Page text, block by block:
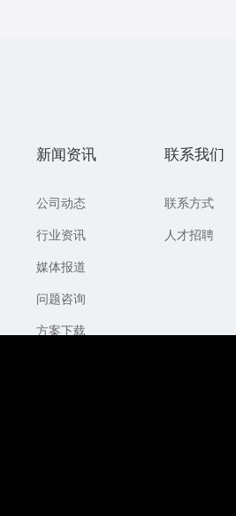
新闻资讯
公司动态
行业资讯
媒体报道
问题咨询
方案下载
联系我们
联系方式
人才招聘